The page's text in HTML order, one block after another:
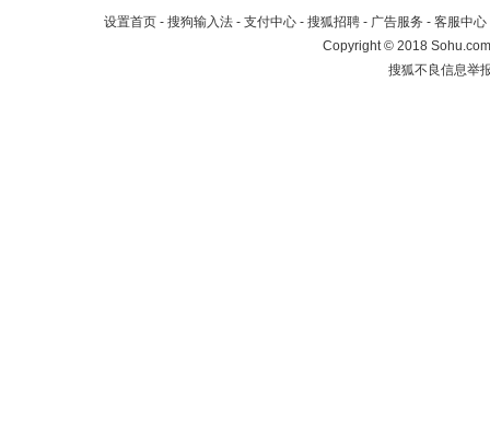
设置首页 - 搜狗输入法 - 支付中心 - 搜狐招聘 - 广告服务 - 客服中心
Copyright©2018
搜狐不良信息举